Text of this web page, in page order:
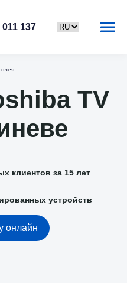
011 137
TV
клиентов за 15 лет
устройств
онлайн